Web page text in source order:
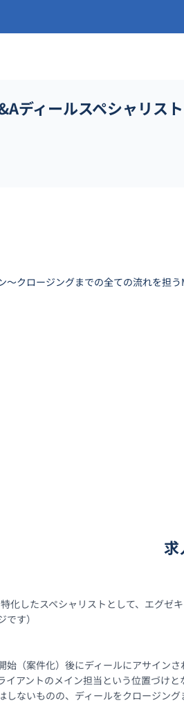
ディールスペシャリスト
クロージングまでの全ての流れを担う
求
化したスペシャリストとして、エグゼ
す）
始（案件化）後にディールにアサイン
イアントのメイン担当という位置づけと
しないものの、ディールをクロージン